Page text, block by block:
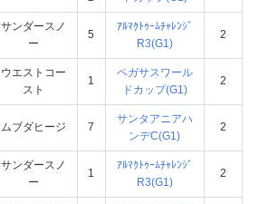
サンダースノ
ー
5
ｱﾙﾏｸﾄｩｰﾑﾁｬﾚﾝｼﾞ
R3(G1)
2
ウエストコー
スト
1
ペガサスワール
ドカップ(G1)
2
ムブダヒージ 7
サンタアニアハ
ンデC(G1)
2
サンダースノ
ー
1
ｱﾙﾏｸﾄｩｰﾑﾁｬﾚﾝｼﾞ
R3(G1)
2